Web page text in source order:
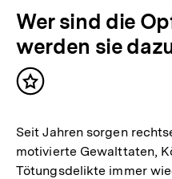
Wer sind die
werden sie
Inhalt
Seit Jahren sorgen
motivierte Gewalttaten,
Tötungsdelikte immer